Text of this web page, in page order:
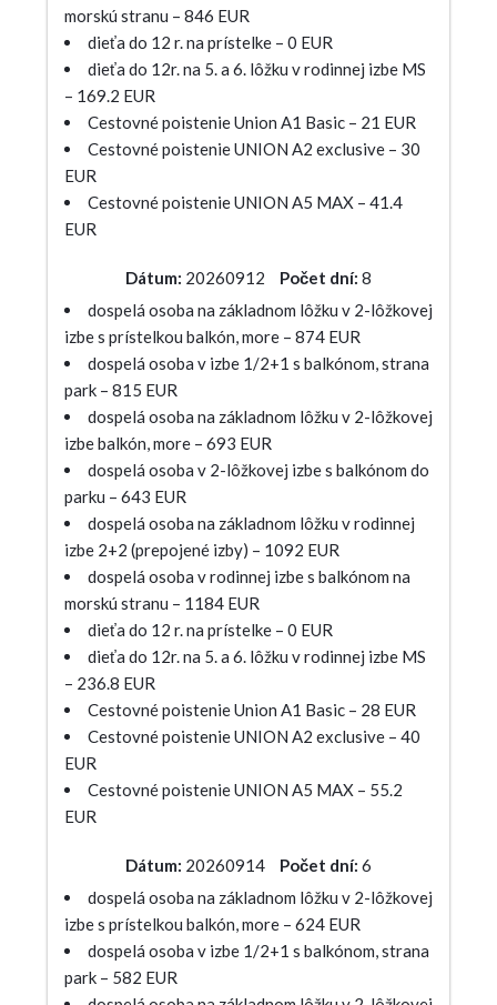
morskú stranu – 846 EUR
dieťa do 12 r. na prístelke – 0 EUR
dieťa do 12r. na 5. a 6. lôžku v rodinnej izbe MS
– 169.2 EUR
Cestovné poistenie Union A1 Basic – 21 EUR
Cestovné poistenie UNION A2 exclusive – 30
EUR
Cestovné poistenie UNION A5 MAX – 41.4
EUR
Dátum: 20260912 Počet dní: 8
dospelá osoba na základnom lôžku v 2-lôžkovej
izbe s prístelkou balkón, more – 874 EUR
dospelá osoba v izbe 1/2+1 s balkónom, strana
park – 815 EUR
dospelá osoba na základnom lôžku v 2-lôžkovej
izbe balkón, more – 693 EUR
dospelá osoba v 2-lôžkovej izbe s balkónom do
parku – 643 EUR
dospelá osoba na základnom lôžku v rodinnej
izbe 2+2 (prepojené izby) – 1092 EUR
dospelá osoba v rodinnej izbe s balkónom na
morskú stranu – 1184 EUR
dieťa do 12 r. na prístelke – 0 EUR
dieťa do 12r. na 5. a 6. lôžku v rodinnej izbe MS
– 236.8 EUR
Cestovné poistenie Union A1 Basic – 28 EUR
Cestovné poistenie UNION A2 exclusive – 40
EUR
Cestovné poistenie UNION A5 MAX – 55.2
EUR
Dátum: 20260914 Počet dní: 6
dospelá osoba na základnom lôžku v 2-lôžkovej
izbe s prístelkou balkón, more – 624 EUR
dospelá osoba v izbe 1/2+1 s balkónom, strana
park – 582 EUR